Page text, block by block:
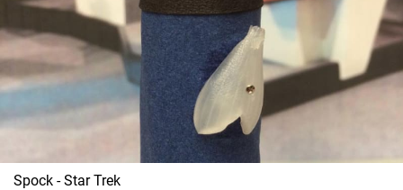
Spock - Star Trek